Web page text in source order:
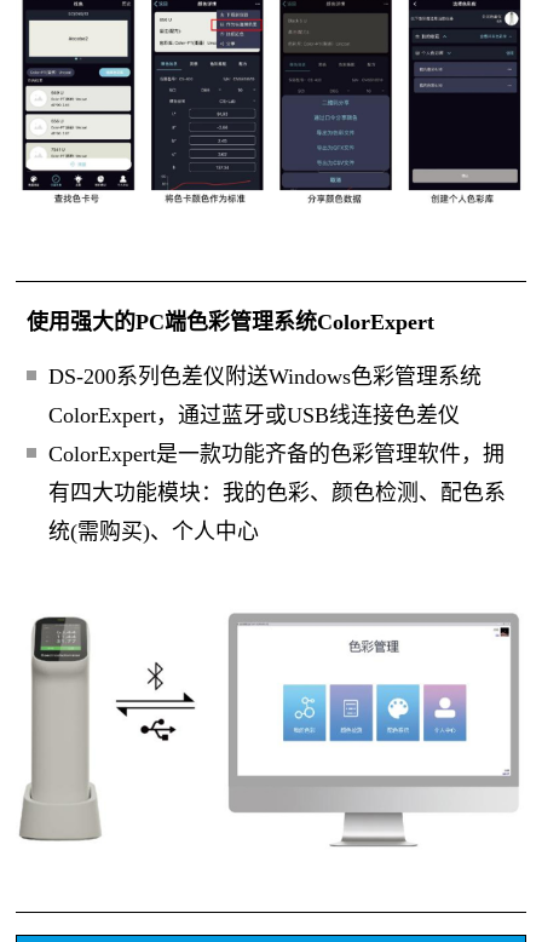
使用强大的PC端色彩管理系统ColorExpert
DS-200系列色差仪附送Windows色彩管理系统
ColorExpert，通过蓝牙或USB线连接色差仪
ColorExpert是一款功能齐备的色彩管理软件，拥
有四大功能模块：我的色彩、颜色检测、配色系
统(需购买)、个人中心